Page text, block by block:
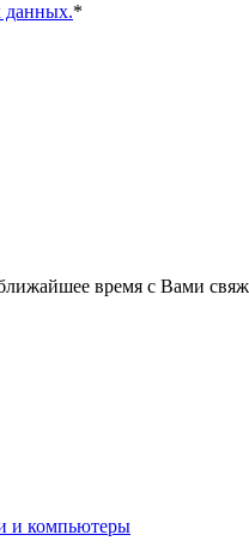
данных.*
время с Вами
и компьютеры